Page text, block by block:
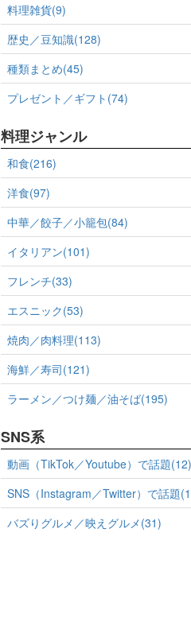
料理雑貨(9)
歴史／豆知識(128)
種類まとめ(45)
プレゼント／ギフト(74)
料理ジャンル
和食(216)
洋食(97)
中華／餃子／小籠包(84)
イタリアン(101)
フレンチ(33)
エスニック(53)
焼肉／肉料理(113)
海鮮／寿司(121)
ラーメン／つけ麺／油そば(195)
SNS系
動画（TikTok／Youtube）で話題(12)
SNS（Instagram／Twitter）で話題
バズりグルメ／映えグルメ(31)